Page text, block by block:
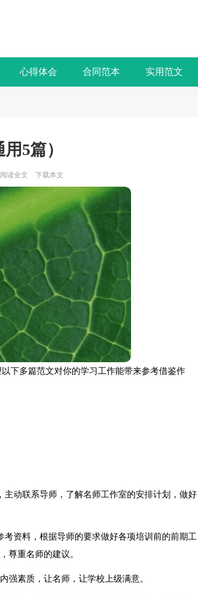
心得体会 合同范本 实用范文
5篇）
阅读全文 下载本文
下多篇范文对你的学习工作能带来参考借鉴作
动联系导师，了解名师工作室的安排计划，做好
资料，根据导师的要求做好各项培训前的前期工
尊重名师的建议。
强素质，让名师，让学校上级满意。